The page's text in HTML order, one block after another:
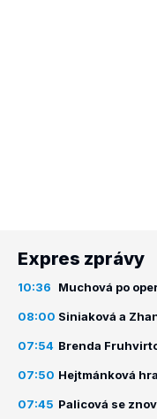
Expres zprávy
10:36 Muchová po
08:00 Siniaková a
07:54 Brenda
07:50 Hejtmánková
07:45 Palicová se